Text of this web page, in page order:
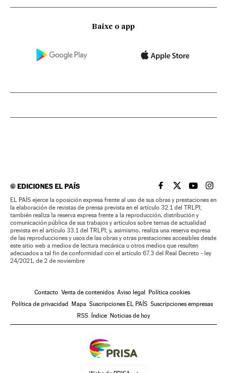
Baixe o app
©EDICIONES EL PAÍS EL PAÍS BRASIL EN
EL PAÍSEL PAÍS
EL
EL PAÍS ejerce la oposición expresa frente al uso de sus obras y prestaciones en
la elaboración de revistas de prensa prevista en el artículo 32.1 del TRLPI;
también realiza la reserva expresa frente a la reproducción, distribución y
comunicación pública de sus trabajos y artículos sobre temas de actualidad
prevista en el artículo 33.1 del TRLPI; y, asimismo, realiza una reserva expresa
de las reproducciones y usos de las obras y otras prestaciones accesibles desde
este sitio web a medios de lectura mecánica u otros medios que resulten
adecuados a tal fin de conformidad con el artículo 67.3 del Real Decreto - ley
24/2021, de 2 de noviembre
Contacto Venta de contenidos Aviso legal Política cookies
Política de privacidad Mapa Suscripciones EL PAÍS Suscripciones empresas
RSS Índice Noticias de hoy